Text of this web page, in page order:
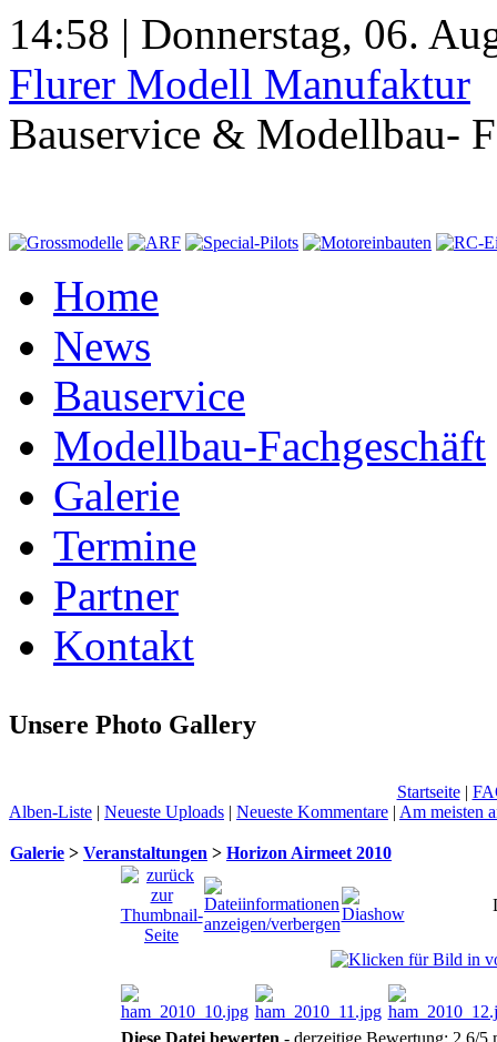
14:58 | Donnerstag, 06.
Flurer Modell Manufaktur
Bauservice & Modellbau-
Home
News
Bauservice
Modellbau-Fachgeschäft
Galerie
Termine
Partner
Kontakt
Unsere Photo Gallery
Startseite|
Alben-Liste | Neueste Uploads | Neueste Kommentare | Am meisten
Galerie > Veranstaltungen > Horizon Airmeet 2010
Diese Datei bewerten - derzeitige Bewertung: 2.6/5